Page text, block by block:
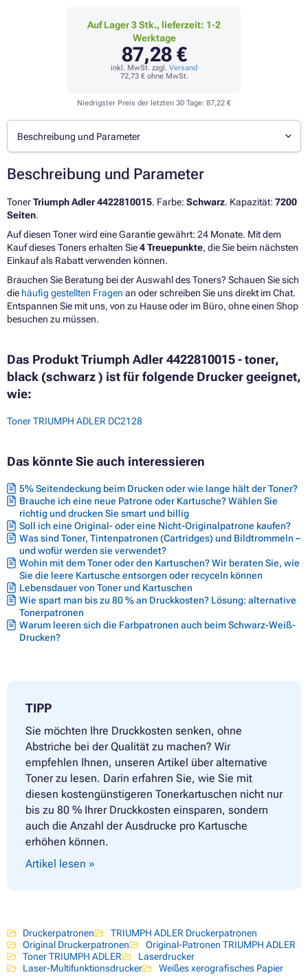
Auf Lager 3 Stk., lieferzeit: 1-2
Werktage
87,28 €
inkl. MwSt. zzgl. Versand
72,73 €ohne MwSt.
Niedrigster Preis der letzten 30 Tage: 87,22 €
Beschreibung und Parameter
Beschreibung und Parameter
TonerTriumph Adler 4422810015. Farbe: Schwarz. Kapazität: 7200
Seiten.
Auf diesen Toner wird eine Garantie gewährt: 24 Monate. Mit dem
Kauf dieses Toners erhalten Sie4 Treuepunkte, die Sie beim nächsten
Einkauf als Rabatt verwenden können.
Brauchen Sie Beratung bei der Auswahl des Toners? Schauen Sie sich
die häufig gestellten Fragen an oder schreiben Sie uns direkt im Chat.
Entspannen Sie mit uns, von zu Hause oder im Büro, ohne einen Shop
besuchen zu müssen.
Das Produkt Triumph Adler 4422810015 - toner,
black (schwarz ) ist für folgende Drucker geeignet,
wie:
Toner TRIUMPH ADLER DC2128
Das könnte Sie auch interessieren
5% Seitendeckung beim Drucken oder wie lange hält der Toner?
Brauche ich eine neue Patrone oder Kartusche? Wählen Sie
richtig und drucken Sie smart und billig
Soll ich eine Original- oder eine Nicht-Originalpatrone kaufen?
Was sind Toner, Tintenpatronen (Cartridges) und Bildtrommeln –
und wofür werden sie verwendet?
Wohin mit dem Toner oder den Kartuschen? Wir beraten Sie, wie
Sie die leere Kartusche entsorgen oder recyceln können
Lebensdauer von Toner und Kartuschen
Wie spart man bis zu 80 % an Druckkosten? Lösung: alternative
Tonerpatronen
Warum leeren sich die Farbpatronen auch beim Schwarz-Weiß-
Drucken?
TIPP
Sie möchten Ihre Druckkosten senken, ohne
Abstriche bei der Qualität zu machen? Wir
empfehlen Ihnen, unseren Artikel über alternative
Toner zu lesen. Darin erfahren Sie, wie Sie mit
diesen kostengünstigeren Tonerkartuschen nicht nur
bis zu 80 % Ihrer Druckkosten einsparen, sondern
auch die Anzahl der Ausdrucke pro Kartusche
erhöhen können.
Artikel lesen »
Druckerpatronen
TRIUMPH ADLER Druckerpatronen
Original Druckerpatronen
Original-Patronen TRIUMPH ADLER
Toner TRIUMPH ADLER
Laserdrucker
Laser-Multifunktionsdrucker
Weißes xerografisches Papier